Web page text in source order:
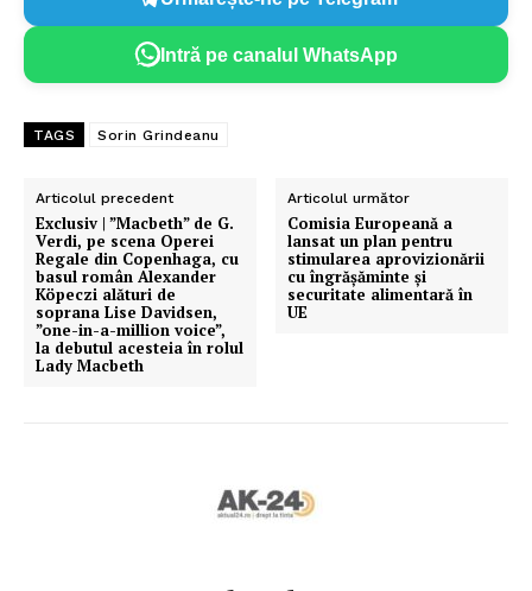
Intră pe canalul WhatsApp
TAGS Sorin Grindeanu
Articolul precedent
Exclusiv | ”Macbeth” de G.
Verdi, pe scena Operei
Regale din Copenhaga, cu
basul român Alexander
Köpeczi alături de
soprana Lise Davidsen,
”one-in-a-million voice”,
la debutul acesteia în rolul
Lady Macbeth
Articolul următor
Comisia Europeană a
lansat un plan pentru
stimularea aprovizionării
cu îngrășăminte și
securitate alimentară în
UE